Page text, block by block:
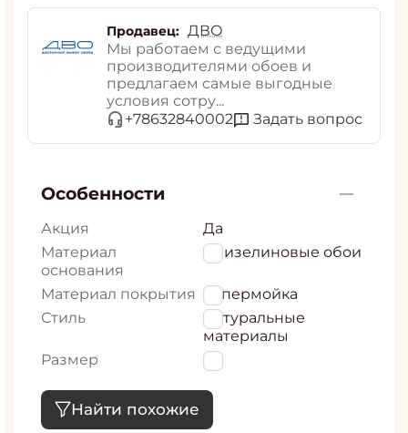
Продавец: ДВО
Мы работаем с ведущими
производителями обоев и
предлагаем самые выгодные
условия сотру...
+78632840002
Задать вопрос
Особенности
Акция
Да
Материал
основания
флизелиновые обои
Материал покрытия Супермойка
Стиль
Натуральные
материалы
Размер
53
Найти похожие